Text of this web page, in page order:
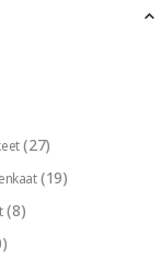
(27)
(19)
(8)